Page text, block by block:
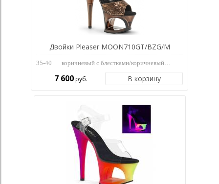
Двойки Pleaser MOON710GT/BZG/M
35-40 коричневый с блестками/коричневый
7 600руб. В корзину